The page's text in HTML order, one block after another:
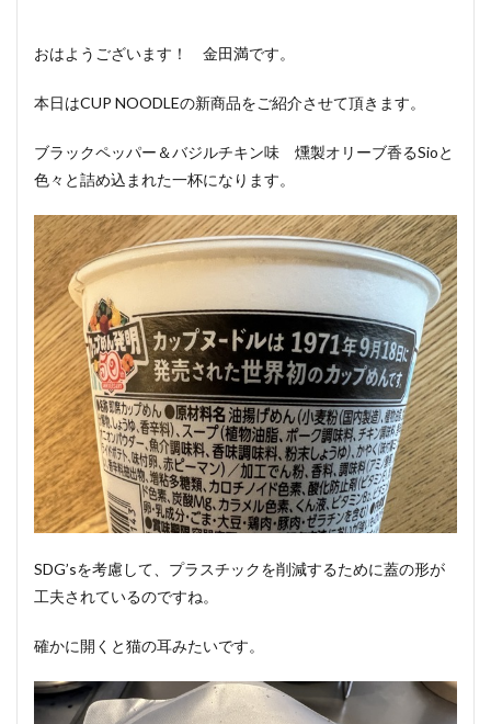
おはようございます！ 金田満です。
本日はCUP NOODLEの新商品をご紹介させて頂きます。
ブラックペッパー＆バジルチキン味 燻製オリーブ香るSioと
色々と詰め込まれた一杯になります。
SDG’sを考慮して、プラスチックを削減するために蓋の形が
工夫されているのですね。
確かに開くと猫の耳みたいです。